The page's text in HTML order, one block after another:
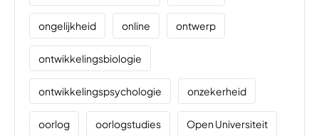
ongelijkheid online ontwerp
ontwikkelingsbiologie
ontwikkelingspsychologie onzekerheid
oorlog oorlogstudies Open Universiteit